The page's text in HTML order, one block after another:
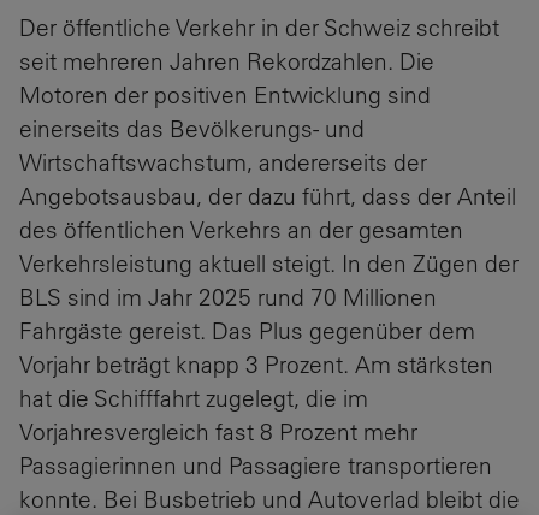
Der öffentliche Verkehr in der Schweiz schreibt
seit mehreren Jahren Rekordzahlen. Die
Motoren der positiven Entwicklung sind
einerseits das Bevölkerungs- und
Wirtschaftswachstum, andererseits der
Angebotsausbau, der dazu führt, dass der Anteil
des öffentlichen Verkehrs an der gesamten
Verkehrsleistung aktuell steigt. In den Zügen der
BLS sind im Jahr 2025 rund 70 Millionen
Fahrgäste gereist. Das Plus gegenüber dem
Vorjahr beträgt knapp 3 Prozent. Am stärksten
hat die Schifffahrt zugelegt, die im
Vorjahresvergleich fast 8 Prozent mehr
Passagierinnen und Passagiere transportieren
konnte. Bei Busbetrieb und Autoverlad bleibt die